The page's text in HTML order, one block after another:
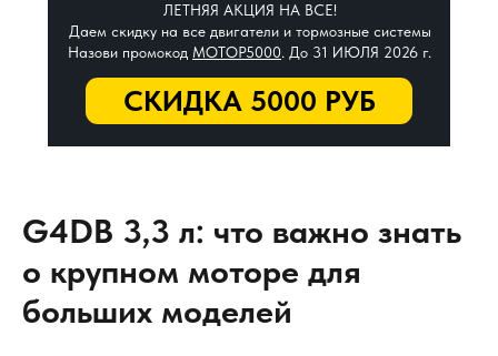
СКИДКА 5000 РУБ
ЛЕТНЯЯ АКЦИЯ НА ВСЕ!
Даем скидку на все двигатели и тормозные системы
Назови промокод МОТОР5000. До 31 ИЮЛЯ 2026 г.
G4DB 3,3 л: что важно знать
о крупном моторе для
больших моделей